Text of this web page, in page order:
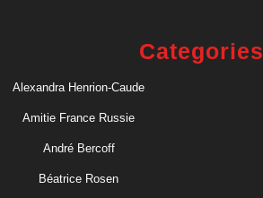
Categories
Alexandra Henrion-Caude
Amitie France Russie
André Bercoff
Béatrice Rosen